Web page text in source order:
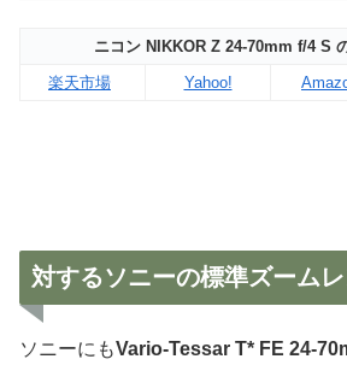
ニコン NIKKOR Z 24-70mm f/4 S
楽天市場
Yahoo!
対するソニーの標準ズーム
ソニーにもVario-Tessar T* FE 24-